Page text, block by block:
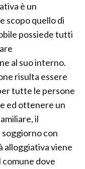
è un
scopo quello di
possiede tutti
al suo interno.
risulta essere
tutte le persone
ed ottenere un
il
con
alloggiativa viene
dove